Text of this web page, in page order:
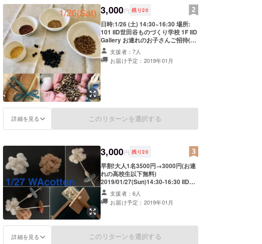
×新たにゴミを作ること
↓
◎破棄を減らし、宝にする。
◎善きモノに置き換える。
地球、人、動物、すべてに優しく。
本物のオーガニック、フェアトレード、エコ、残布（製品に
もなれず、工場で廃棄される余り布）
個人、協賛企業のサポートを随時、募集しています！
3,000円 残り20
日時:1/26 (土) 14:30~16:30 場所:
101 IID世田谷ものづくり学校 1F IID
Gallery お連れのお子さんご招待(高
校生以下) 大人: 当日3500→早割
3000円 当日の内容: ○前半:昔ながら
の里山の暮らしと、循環のお話 雑穀
で「my雑穀 ミックス」を作ろう! 持
ち物:持ち帰りの雑穀類を入れる袋と
少しずつ、各地に 残ってます。数少
ない生産者さんたちが守って、種を
つないでくれている愛 情たっぷりの
雑穀たちをご紹介。 現代ではあまり
身近ではないため、気になっていて
も使い方がわからない人 も多いので
は?それぞれの旨味と使いかたをご
紹介しながら、ご自身のオリ ジナル
混ぜたり、おかゆにしたり。雑穀 の
魅力、お伝えします！ 各自100gお
持ち帰り出来ます。さらにお土産!在
支援者：7人
お届け予定：2019年01月
詳細を見る このリターンを選択する
3,000円 残り20
早割!大人1名3500円→3000円(お連
れの高校生以下無料)
2019/01/27(Sun)14:30-16:30 IID世
田谷ものりづくり学校 1F IID
Garally ◎前半:ギャラリートーク
WA!(わっ!)と声がでる、楽しくて驚
話しします。衣類やタオル、バック
支援者：6人
お届け予定：2019年01月
詳細を見る このリターンを選択する